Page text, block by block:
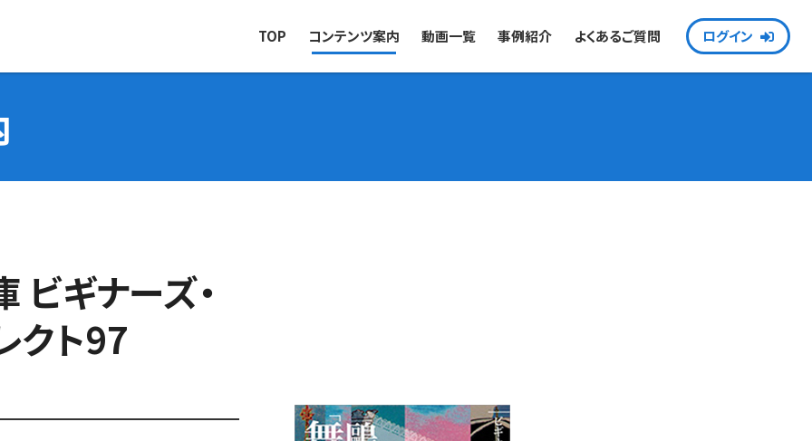
TOP コンテンツ案内 動画一覧 事例紹介 よくあるご質問 ログイン
ビギナーズ・
クト97